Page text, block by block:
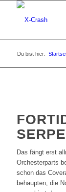
Du bist hier:
Das fängt erst
Orchesterparts
schon das
behaupten, die